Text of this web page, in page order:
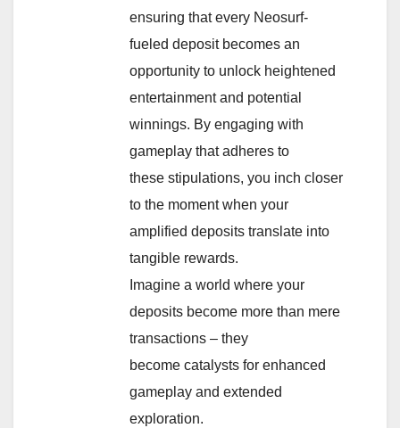
ensuring that every Neosurf-
fueled deposit becomes an
opportunity to unlock heightened
entertainment and potential
winnings. By engaging with
gameplay that adheres to
these stipulations, you inch closer
to the moment when your
amplified deposits translate into
tangible rewards.
Imagine a world where your
deposits become more than mere
transactions – they
become catalysts for enhanced
gameplay and extended
exploration.